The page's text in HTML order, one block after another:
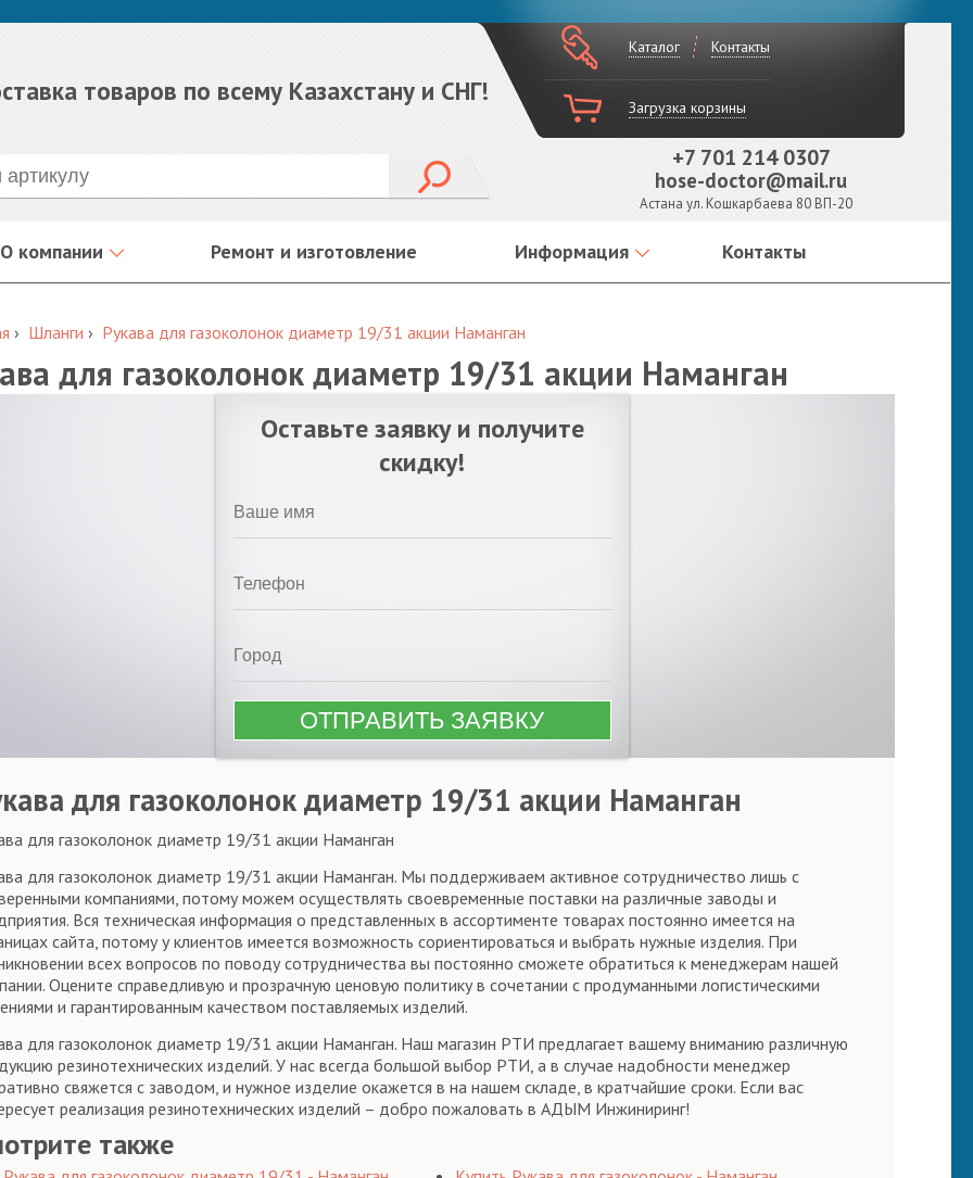
товаров по всему Казахстану и СНГ!
Каталог Контакты
Загрузка корзины
+7 701 214 0307
hose-doctor@mail.ru
Астана ул. Кошкарбаева 80 ВП-20
О компании Ремонт и изготовление Информация Контакты
› Шланги › Рукава для газоколонок диаметр 19/31 акции Наманган
для газоколонок диаметр 19/31 акции Наманган
Оставьте заявку и получите
скидку!
для газоколонок диаметр 19/31 акции Наманган
для газоколонок диаметр 19/31 акции Наманган
для газоколонок диаметр 19/31 акции Наманган. Мы поддерживаем активное сотрудничество лишь с
компаниями, потому можем осуществлять своевременные поставки на различные заводы и
Вся техническая информация о представленных в ассортименте товарах постоянно имеется на
сайта, потому у клиентов имеется возможность сориентироваться и выбрать нужные изделия. При
всех вопросов по поводу сотрудничества вы постоянно сможете обратиться к менеджерам нашей
Оцените справедливую и прозрачную ценовую политику в сочетании с продуманными логистическими
и гарантированным качеством поставляемых изделий.
для газоколонок диаметр 19/31 акции Наманган. Наш магазин РТИ предлагает вашему вниманию различную
резинотехнических изделий. У нас всегда большой выбор РТИ, а в случае надобности менеджер
свяжется с заводом, и нужное изделие окажется в на нашем складе, в кратчайшие сроки. Если вас
реализация резинотехнических изделий – добро пожаловать в АДЫМ Инжиниринг!
также